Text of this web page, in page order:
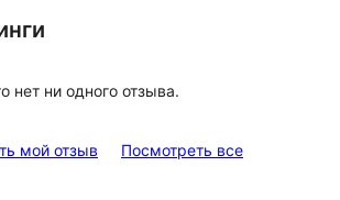
нет ни одного отзыва.
мой отзыв Посмотреть всеотзывы